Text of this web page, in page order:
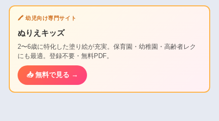
🖍️ 幼児向け専門サイト
ぬりえキッズ
2〜6歳に特化した塗り絵が充実。保育園・幼稚園・高齢者レク
にも最適。登録不要・無料PDF。
📥 無料で見る →